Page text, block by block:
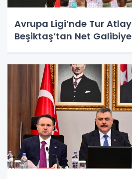
Avrupa Ligi’nde Tur
Beşiktaş’tan Net